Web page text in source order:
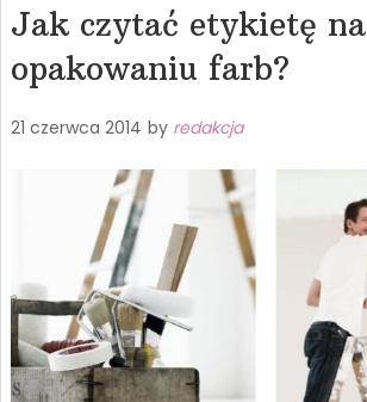
Jak czytać etykietę na
opakowaniu farb?
21 czerwca 2014 by redakcja